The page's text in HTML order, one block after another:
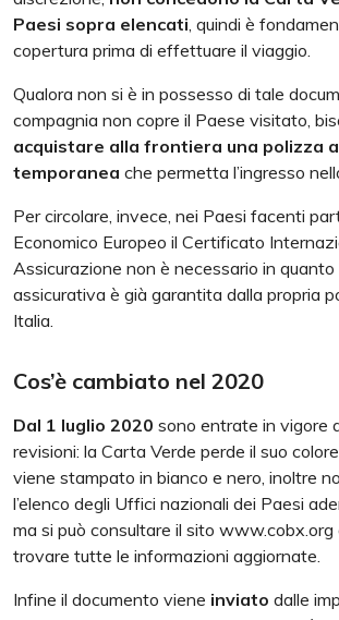
Paesi sopra elencati, quindi è
copertura prima di effettuare il viaggio.
Qualora non si è in possesso di tale
compagnia non copre il Paese visitato,
acquistare alla frontiera una polizza
temporanea che permetta l’ingresso
Per circolare, invece, nei Paesi facenti
Economico Europeo il Certificato
Assicurazione non è necessario in
assicurativa è già garantita dalla propria
Italia.
Cos’è cambiato nel 2020
Dal 1 luglio 2020 sono entrate in vigore
revisioni: la Carta Verde perde il suo
viene stampato in bianco e nero, inoltre
l’elenco degli Uffici nazionali dei Paesi
ma si può consultare il sito
trovare tutte le informazioni aggiornate.
Infine il documento viene inviato dalle